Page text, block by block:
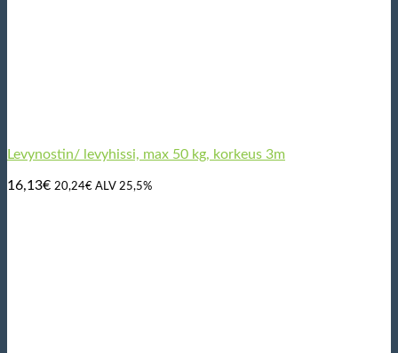
Levynostin/ levyhissi, max 50 kg, korkeus 3m
16,13€ 20,24€ ALV 25,5%